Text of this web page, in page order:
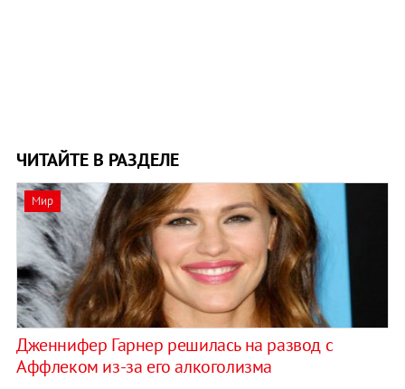
ЧИТАЙТЕ В РАЗДЕЛЕ
Мир
Дженнифер Гарнер решилась на развод с
Аффлеком из-за его алкоголизма